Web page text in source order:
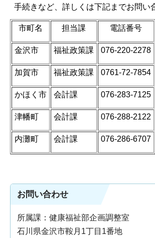
手続きなど、詳しくは下記までお問い
市町名 担当課 電話番号
金沢市 福祉政策課 076-220-2278
加賀市 福祉政策課 0761-72-7854
かほく市 会計課 076-283-7125
津幡町 会計課 076-288-2122
内灘町 会計課 076-286-6707
お問い合わせ
所属課：健康福祉部企画調整室
石川県金沢市鞍月1丁目1番地